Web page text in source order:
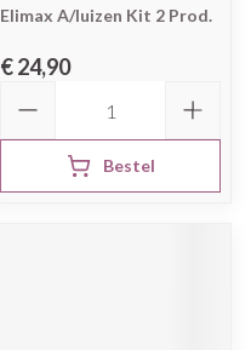
Elimax A/luizen Kit 2 Prod.
€ 24,90
Bestel